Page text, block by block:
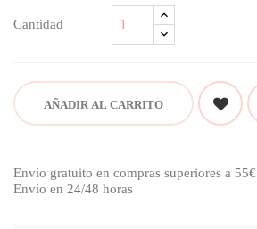
Cantidad
AÑADIR AL CARRITO
Envío gratuito en compras superiores a 55€
Envío en 24/48 horas